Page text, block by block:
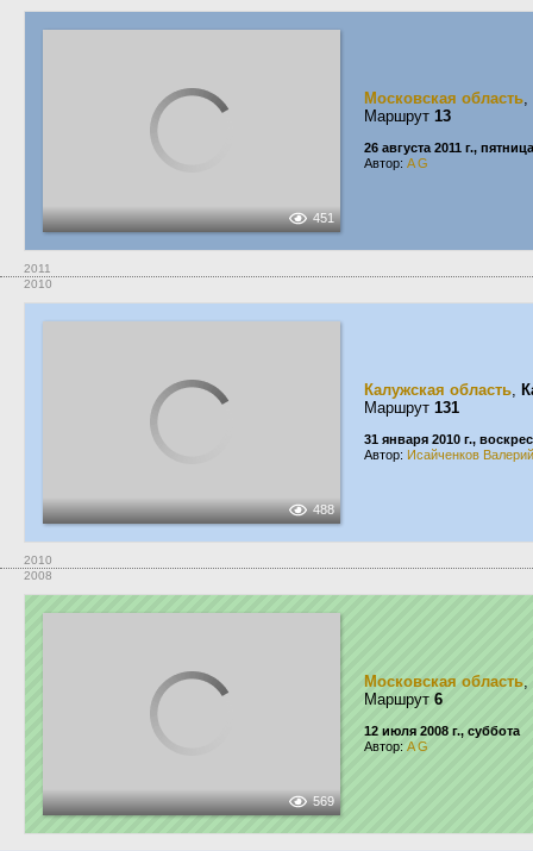
451
Московская область,
Маршрут 13
26 августа 2011 г., пятница
Автор: A G
2011
2010
488
Калужская область,
Маршрут 131
31 января 2010 г.,
Автор: Исайченков Валерий
2010
2008
569
Московская область,
Маршрут 6
12 июля 2008 г., суббота
Автор: A G